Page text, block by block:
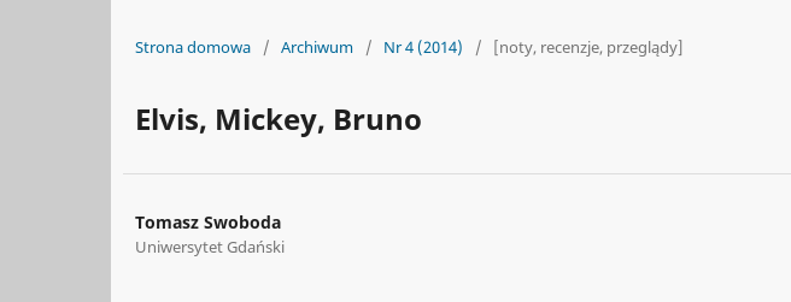
Strona domowa / Archiwum / Nr 4 (2014) / [noty, recenzje, przeglądy]
Elvis, Mickey, Bruno
Tomasz Swoboda
Uniwersytet Gdański